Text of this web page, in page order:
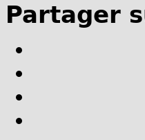
Partager